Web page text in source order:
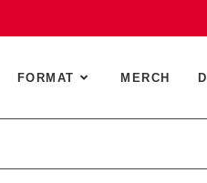
FORMAT MERCH